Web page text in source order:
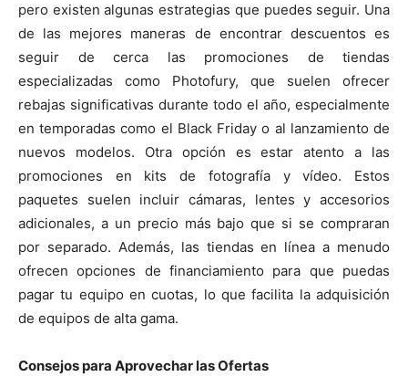
pero existen algunas estrategias que puedes seguir. Una
de las mejores maneras de encontrar descuentos es
seguir de cerca las promociones de tiendas
especializadas como Photofury, que suelen ofrecer
rebajas significativas durante todo el año, especialmente
en temporadas como el Black Friday o al lanzamiento de
nuevos modelos. Otra opción es estar atento a las
promociones en kits de fotografía y vídeo. Estos
paquetes suelen incluir cámaras, lentes y accesorios
adicionales, a un precio más bajo que si se compraran
por separado. Además, las tiendas en línea a menudo
ofrecen opciones de financiamiento para que puedas
pagar tu equipo en cuotas, lo que facilita la adquisición
de equipos de alta gama.
Consejos para Aprovechar las Ofertas